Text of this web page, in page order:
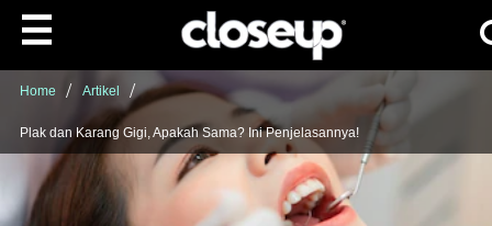
Skip to content
Home Artikel
Plak dan Karang Gigi, Apakah Sama? Ini Penjelasannya!